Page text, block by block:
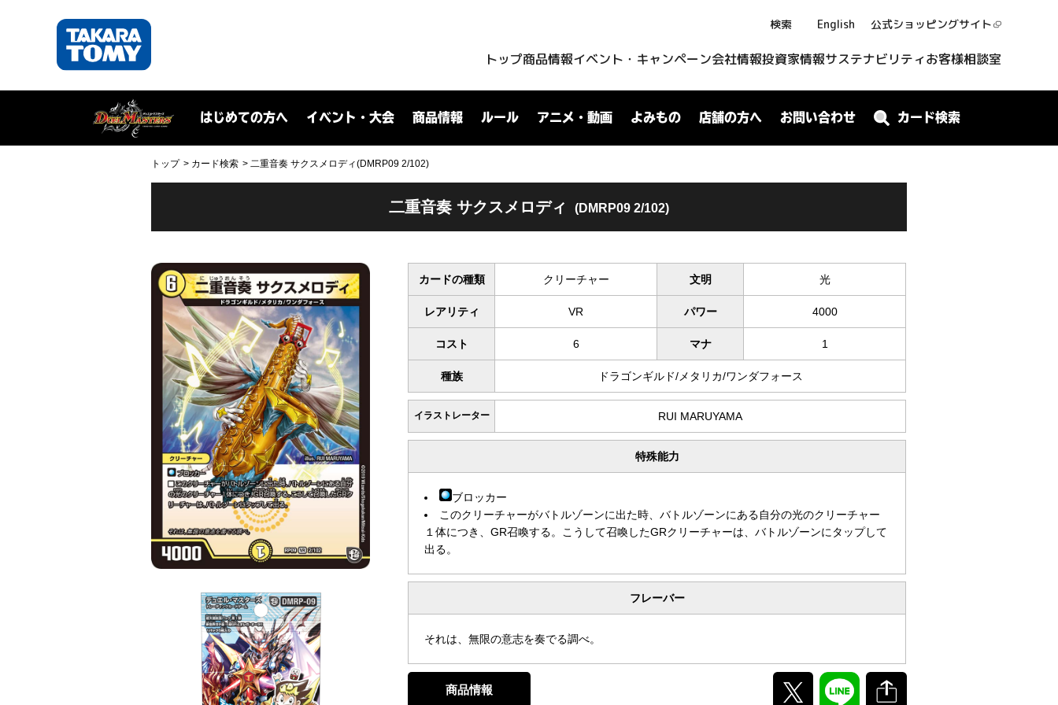
検索 English 公式ショッピングサイト
トップ商品情報イベント・キャンペーン会社情報投資家情報サステナビリティお客様相談室
はじめての方へ イベント・大会 商品情報 ルール アニメ・動画 よみもの 店舗の方へ お問い合わせ カード検索
トップ カード検索 二重音奏 サクスメロディ(DMRP09 2/102)
二重音奏 サクスメロディ (DMRP09 2/102)
カードの種類 クリーチャー 文明 光
レアリティ VR パワー 4000
コスト 6 マナ 1
種族 ドラゴンギルド/メタリカ/ワンダフォース
イラストレーター RUI MARUYAMA
特殊能力
ブロッカー
このクリーチャーがバトルゾーンに出た時、バトルゾーンにある自分の光のクリーチャー
１体につき、GR召喚する。こうして召喚したGRクリーチャーは、バトルゾーンにタップして
出る。
フレーバー
それは、無限の意志を奏でる調べ。
商品情報